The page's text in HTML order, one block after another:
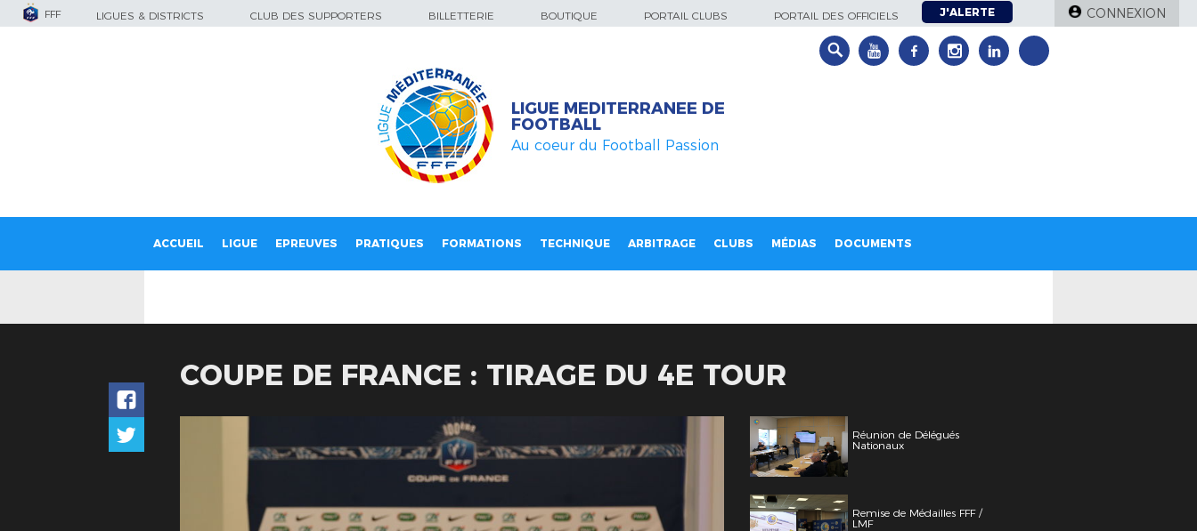
FFF LIGUES & DISTRICTS CLUB DES SUPPORTERS BILLETTERIE BOUTIQUE PORTAIL CLUBS PORTAIL DES OFFICIELS J'ALERTE CONNEXION
LIGUE MEDITERRANEE DE
FOOTBALL
Au coeur du Football Passion
ACCUEIL LIGUE EPREUVES PRATIQUES FORMATIONS TECHNIQUE ARBITRAGE CLUBS MÉDIAS DOCUMENTS
COUPE DE FRANCE : TIRAGE DU 4E TOUR
Réunion de Délégués
Nationaux
Remise de Médailles FFF /
LMF